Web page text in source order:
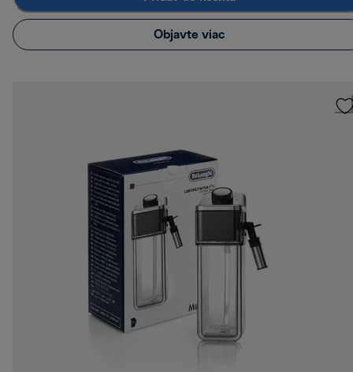
Objavte viac